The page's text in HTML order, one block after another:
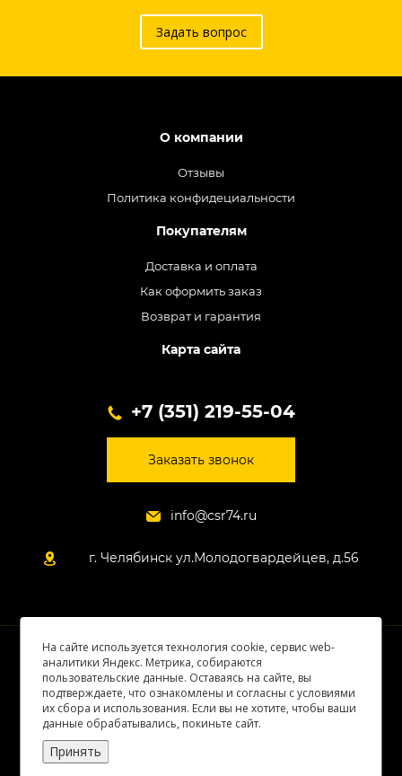
Задать вопрос
О компании
Отзывы
Политика конфидециальности
Покупателям
Доставка и оплата
Как оформить заказ
Возврат и гарантия
Карта сайта
+7 (351) 219-55-04
Заказать звонок
info@csr74.ru
г. Челябинск ул.Молодогвардейцев, д.56
© 2026 Все права защищены
На сайте используется технология cookie, сервис web-
аналитики Яндекс. Метрика, собираются
пользовательские данные. Оставаясь на сайте, вы
подтверждаете, что ознакомлены и согласны с условиями
их сбора и использования. Если вы не хотите, чтобы ваши
данные обрабатывались, покиньте сайт.
Принять